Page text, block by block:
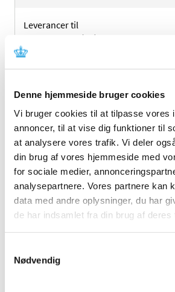
Denne hjemmeside bruger cookies
Vi bruger cookies til at tilpasse vores
annoncer, til at vise dig funktioner til
at analysere vores trafik. Vi deler
din brug af vores hjemmeside med
for sociale medier,
analysepartnere. Vores partnere kan
data med andre oplysninger, du har
de har indsamlet fra din brug af deres
Nødvendig
Leverancer til
sygehuse m.v. (kr.)
(kr.)
158.763
Antal pakninger til
enkeltpersoner
174.654
Distributionsenheder af Galten
(Alle beløb er ekskl. Moms).